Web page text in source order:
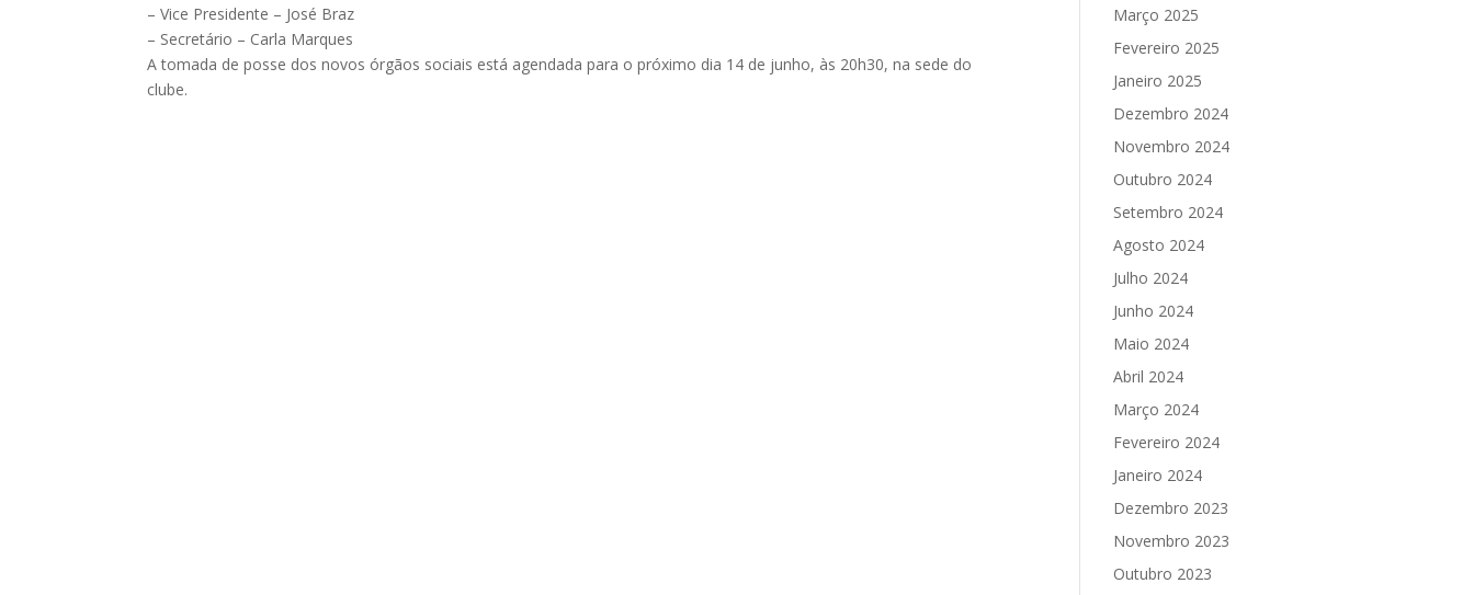
– Vice Presidente – José Braz
– Secretário – Carla Marques
A tomada de posse dos novos órgãos sociais está agendada para o próximo dia 14 de junho, às 20h30, na sede do
clube.
Março 2025
Fevereiro 2025
Janeiro 2025
Dezembro 2024
Novembro 2024
Outubro 2024
Setembro 2024
Agosto 2024
Julho 2024
Junho 2024
Maio 2024
Abril 2024
Março 2024
Fevereiro 2024
Janeiro 2024
Dezembro 2023
Novembro 2023
Outubro 2023